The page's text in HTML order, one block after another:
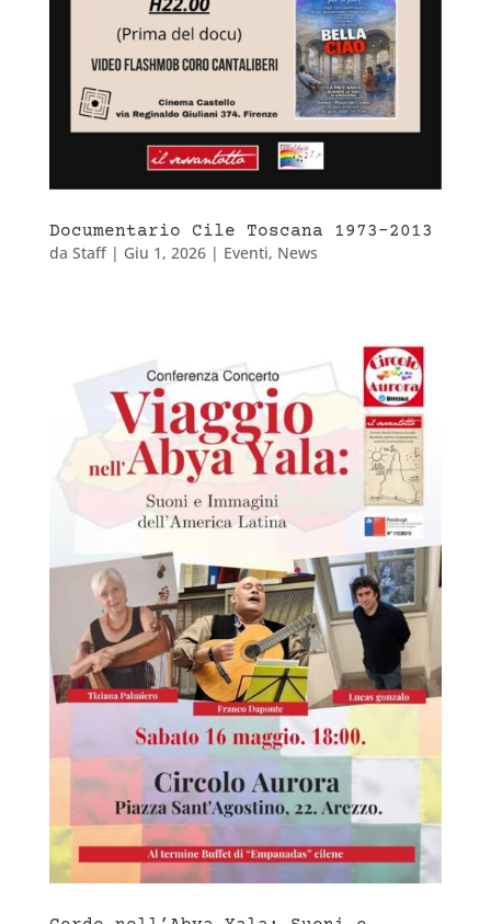
Documentario Cile Toscana 1973-2013
da Staff| Giu 1, 2026| Eventi, News